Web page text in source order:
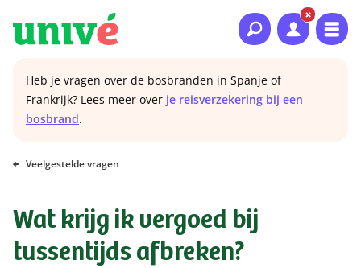
Naar hoofdinhoud
Naar hoofdnavigatie
Naar footer
Heb je vragen over de bosbranden in Spanje of
Frankrijk? Lees meer over je reisverzekering bij een
bosbrand.
Veelgestelde vragen
Wat krijg ik vergoed bij
tussentijds afbreken?